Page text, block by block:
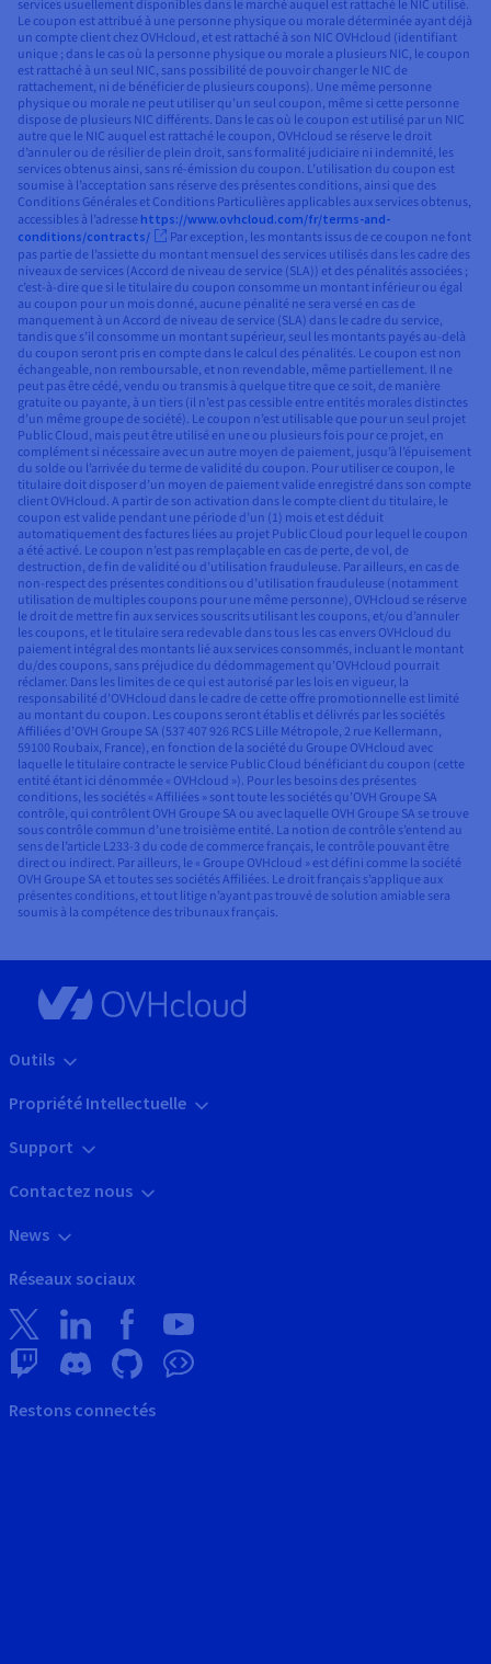
services usuellement disponibles dans le marché auquel est rattaché le NIC utilisé.
Le coupon est attribué à une personne physique ou morale déterminée ayant déjà
un compte client chez OVHcloud, et est rattaché à son NIC OVHcloud (identifiant
unique ; dans le cas où la personne physique ou morale a plusieurs NIC, le coupon
est rattaché à un seul NIC, sans possibilité de pouvoir changer le NIC de
rattachement, ni de bénéficier de plusieurs coupons). Une même personne
physique ou morale ne peut utiliser qu’un seul coupon, même si cette personne
dispose de plusieurs NIC différents. Dans le cas où le coupon est utilisé par un NIC
autre que le NIC auquel est rattaché le coupon, OVHcloud se réserve le droit
d’annuler ou de résilier de plein droit, sans formalité judiciaire ni indemnité, les
services obtenus ainsi, sans ré-émission du coupon. L’utilisation du coupon est
soumise à l’acceptation sans réserve des présentes conditions, ainsi que des
Conditions Générales et Conditions Particulières applicables aux services obtenus,
accessibles à l’adresse https://www.ovhcloud.com/fr/terms-and-
conditions/contracts/
Par exception, les montants issus de ce coupon ne font
pas partie de l’assiette du montant mensuel des services utilisés dans les cadre des
niveaux de services (Accord de niveau de service (SLA)) et des pénalités associées ;
c’est-à-dire que si le titulaire du coupon consomme un montant inférieur ou égal
au coupon pour un mois donné, aucune pénalité ne sera versé en cas de
manquement à un Accord de niveau de service (SLA) dans le cadre du service,
tandis que s’il consomme un montant supérieur, seul les montants payés au-delà
du coupon seront pris en compte dans le calcul des pénalités. Le coupon est non
échangeable, non remboursable, et non revendable, même partiellement. Il ne
peut pas être cédé, vendu ou transmis à quelque titre que ce soit, de manière
gratuite ou payante, à un tiers (il n’est pas cessible entre entités morales distinctes
d’un même groupe de société). Le coupon n’est utilisable que pour un seul projet
Public Cloud, mais peut être utilisé en une ou plusieurs fois pour ce projet, en
complément si nécessaire avec un autre moyen de paiement, jusqu’à l’épuisement
du solde ou l’arrivée du terme de validité du coupon. Pour utiliser ce coupon, le
titulaire doit disposer d’un moyen de paiement valide enregistré dans son compte
client OVHcloud. A partir de son activation dans le compte client du titulaire, le
coupon est valide pendant une période d’un (1) mois et est déduit
automatiquement des factures liées au projet Public Cloud pour lequel le coupon
a été activé. Le coupon n’est pas remplaçable en cas de perte, de vol, de
destruction, de fin de validité ou d’utilisation frauduleuse. Par ailleurs, en cas de
non-respect des présentes conditions ou d’utilisation frauduleuse (notamment
utilisation de multiples coupons pour une même personne), OVHcloud se réserve
le droit de mettre fin aux services souscrits utilisant les coupons, et/ou d’annuler
les coupons, et le titulaire sera redevable dans tous les cas envers OVHcloud du
paiement intégral des montants lié aux services consommés, incluant le montant
du/des coupons, sans préjudice du dédommagement qu’OVHcloud pourrait
réclamer. Dans les limites de ce qui est autorisé par les lois en vigueur, la
responsabilité d’OVHcloud dans le cadre de cette offre promotionnelle est limité
au montant du coupon. Les coupons seront établis et délivrés par les sociétés
Affiliées d’OVH Groupe SA (537 407 926 RCS Lille Métropole, 2 rue Kellermann,
59100 Roubaix, France), en fonction de la société du Groupe OVHcloud avec
laquelle le titulaire contracte le service Public Cloud bénéficiant du coupon (cette
entité étant ici dénommée « OVHcloud »). Pour les besoins des présentes
conditions, les sociétés « Affiliées » sont toute les sociétés qu’OVH Groupe SA
contrôle, qui contrôlent OVH Groupe SA ou avec laquelle OVH Groupe SA se trouve
sous contrôle commun d’une troisième entité. La notion de contrôle s’entend au
sens de l’article L233-3 du code de commerce français, le contrôle pouvant être
direct ou indirect. Par ailleurs, le « Groupe OVHcloud » est défini comme la société
OVH Groupe SA et toutes ses sociétés Affiliées. Le droit français s’applique aux
présentes conditions, et tout litige n’ayant pas trouvé de solution amiable sera
soumis à la compétence des tribunaux français.
Outils
Propriété Intellectuelle
Support
Contactez nous
News
Réseaux sociaux
Restons connectés